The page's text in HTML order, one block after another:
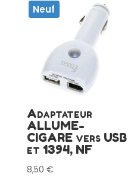
Neuf
Adaptateur
ALLUME-
CIGARE vers USB
et 1394, NF
8,50 €